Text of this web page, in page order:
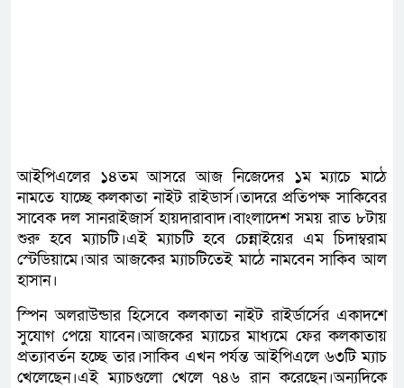
আইপিএলের ১৪তম আসরে আজ নিজেদের ১ম ম্যাচে মাঠে
নামতে যাচ্ছে কলকাতা নাইট রাইডার্স।তাদরে প্রতিপক্ষ সাকিবের
সাবেক দল সানরাইজার্স হায়দারাবাদ।বাংলাদেশ সময় রাত ৮টায়
শুরু হবে ম্যাচটি।এই ম্যাচটি হবে চেন্নাইয়ের এম চিদাম্বরাম
স্টেডিয়ামে।আর আজকের ম্যাচটিতেই মাঠে নামবেন সাকিব আল
হাসান।
স্পিন অলরাউন্ডার হিসেবে কলকাতা নাইট রাইর্ডার্সের একাদশে
সুযোগ পেয়ে যাবেন।আজকের ম্যাচের মাধ্যমে ফের কলকাতায়
প্রত্যাবর্তন হচ্ছে তার।সাকিব এখন পর্যন্ত আইপিএলে ৬৩টি ম্যাচ
খেলেছেন।এই ম্যাচগুলো খেলে ৭৪৬ রান করেছেন।অন্যদিকে